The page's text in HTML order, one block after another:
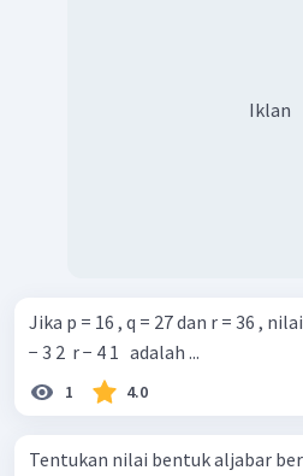
Iklan
Jika p = 16 , q = 27 dan r = 36 ,
− 3 2 ​ r − 4 1 ​ ​ adalah ...
1 4.0
Tentukan nilai bentuk aljabar